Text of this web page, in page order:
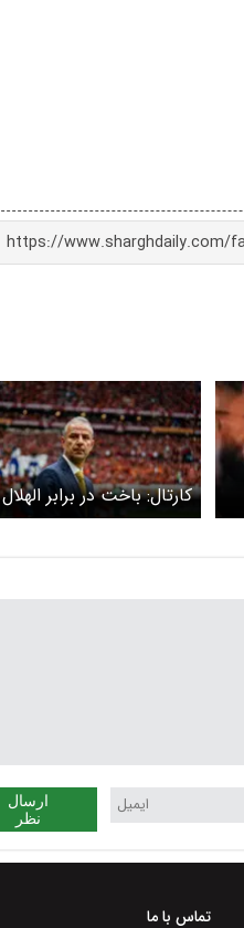
کارتال: باخت در برابر الهلال
معیار سنجش پرسپولیس
ارسال
نظر
تماس با ما